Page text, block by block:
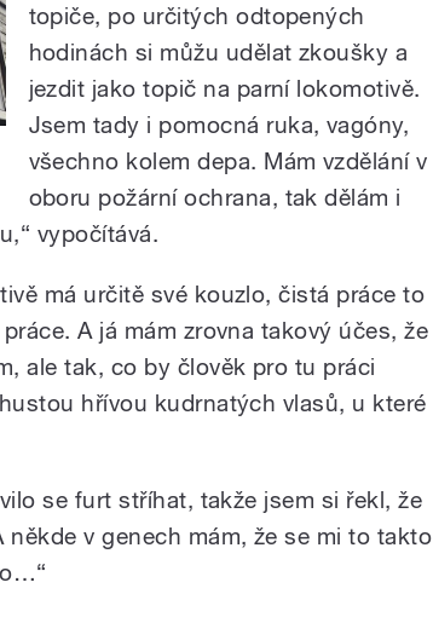
topiče, po určitých odtopených
hodinách si můžu udělat zkoušky a
jezdit jako topič na parní lokomotivě.
Jsem tady i pomocná ruka, vagóny,
všechno kolem depa. Mám vzdělání v
oboru požární ochrana, tak dělám i
vypočítává.
má určitě své kouzlo, čistá práce to
A já mám zrovna takový účes, že
ale tak, co by člověk pro tu práci
hřívou kudrnatých vlasů, u které
se furt stříhat, takže jsem si řekl, že
v genech mám, že se mi to takto